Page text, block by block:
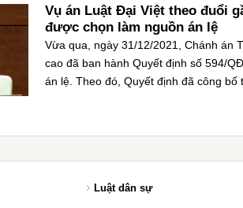
Vụ án Luật Đại Việt theo đuổi
được chọn làm nguồn án lệ
Vừa qua, ngày 31/12/2021, Chánh án
cao đã ban hành Quyết định số 594/
án lệ. Theo đó, Quyết định đã công bố
Luật dân sự